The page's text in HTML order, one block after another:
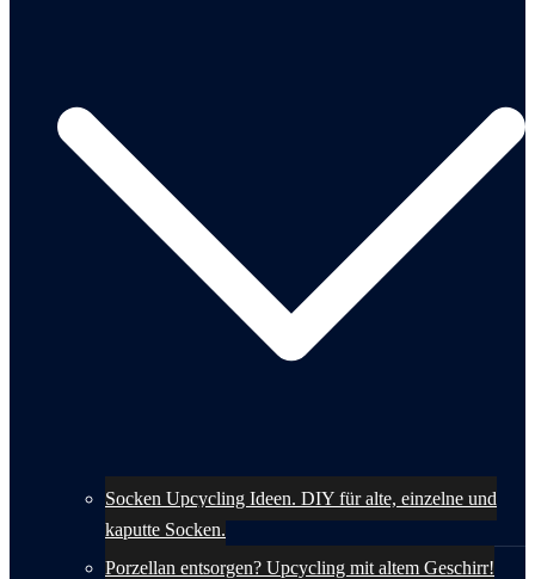
Socken Upcycling Ideen. DIY für alte, einzelne und
kaputte Socken.
Porzellan entsorgen? Upcycling mit altem Geschirr!